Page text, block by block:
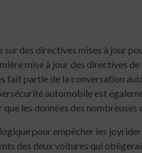
des directives mises à jour
mise à jour des directives
partie de la conversation
automobile est
les données des
pour empêcher les
des deux voitures qui